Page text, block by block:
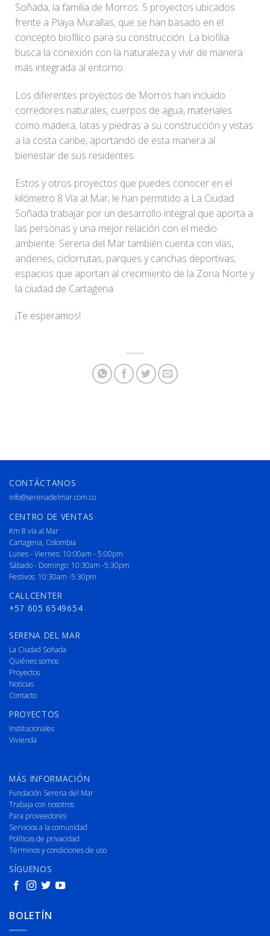
Soñada, la familia de Morros: 5 proyectos ubicados
frente a Playa Murallas, que se han basado en el
concepto biofílico para su construcción. La biofilia
busca la conexión con la naturaleza y vivir de manera
más integrada al entorno.
Los diferentes proyectos de Morros han incluido
corredores naturales, cuerpos de agua, materiales
como madera, latas y piedras a su construcción y vistas
a la costa caribe, aportando de esta manera al
bienestar de sus residentes.
Estos y otros proyectos que puedes conocer en el
kilómetro 8 Vía al Mar, le han permitido a La Ciudad
Soñada trabajar por un desarrollo integral que aporta a
las personas y una mejor relación con el medio
ambiente. Serena del Mar también cuenta con vías,
andenes, ciclorrutas, parques y canchas deportivas;
espacios que aportan al crecimiento de la Zona Norte y
la ciudad de Cartagena.
¡Te esperamos!
CONTÁCTANOS
info@serenadelmar.com.co
CENTRO DE VENTAS
Km 8 vía al Mar
Cartagena, Colombia
Lunes - Viernes: 10:00am - 5:00pm
Sábado - Domingo: 10:30am -5:30pm
Festivos: 10:30am -5:30pm
CALLCENTER
+57 605 6549654
SERENA DEL MAR
La Ciudad Soñada
Quiénes somos
Proyectos
Noticias
Contacto
PROYECTOS
Institucionales
Vivienda
MÁS INFORMACIÓN
Fundación Serena del Mar
Trabaja con nosotros
Para proveedores
Servicios a la comunidad
Políticas de privacidad
Términos y condiciones de uso
SÍGUENOS
BOLETÍN